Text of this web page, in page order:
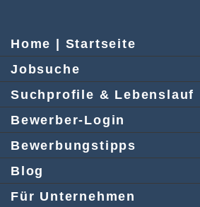
Home | Startseite
Jobsuche
Suchprofile & Lebenslauf
Bewerber-Login
Bewerbungstipps
Blog
Für Unternehmen